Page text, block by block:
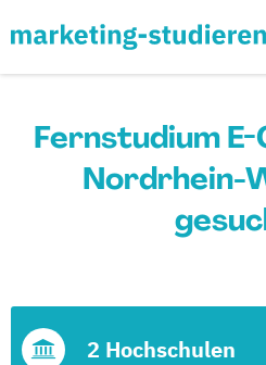
Fernstudium
Nordrhein-
2 Hochschulen